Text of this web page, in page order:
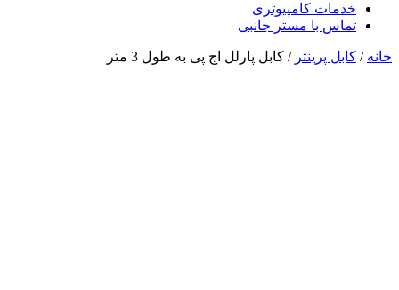
خدمات کامپیوتری
تماس با مستر جانبی
خانه / کابل پرینتر / کابل پارلل اچ پی به طول 3 متر